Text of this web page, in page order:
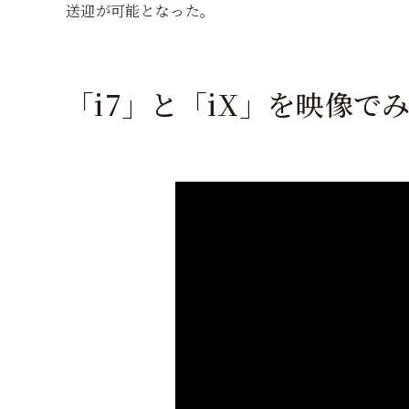
送迎が可能となった。
「i7」と「iX」を映像で